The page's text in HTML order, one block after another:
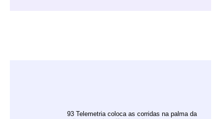
93 Telemetria coloca as corridas na palma da